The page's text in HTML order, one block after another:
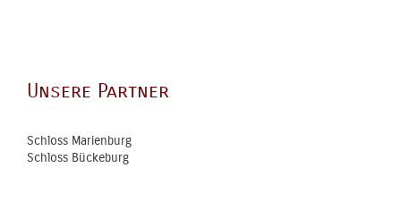
Unsere Partner
Schloss Marienburg
Schloss Bückeburg